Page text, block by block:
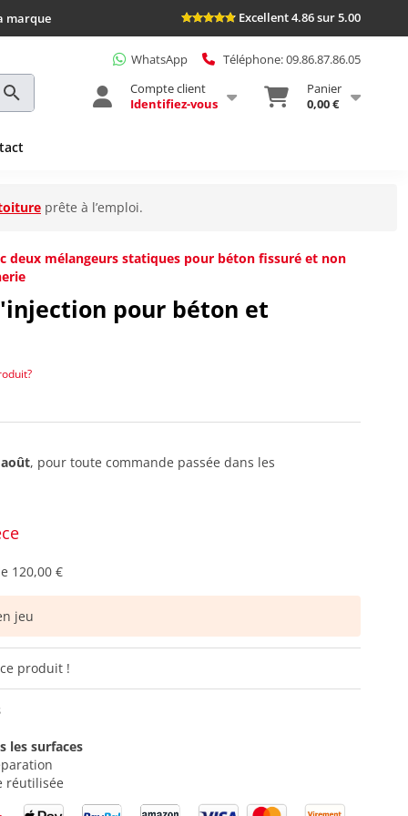
marque Excellent 4.86 sur 5.00
WhatsApp
Téléphone: 09.86.87.86.05
Compte client
Identifiez-vous
Panier
0,00 €
prête à l’emploi.
deux mélangeurs statiques pour béton fissuré et non
pour béton et
, pour toute commande passée dans les
120,00 €
jeu
produit !
les surfaces
réutilisée